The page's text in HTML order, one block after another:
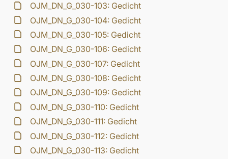
OJM_DN_G_030-103: Gedicht
OJM_DN_G_030-104: Gedicht
OJM_DN_G_030-105: Gedicht
OJM_DN_G_030-106: Gedicht
OJM_DN_G_030-107: Gedicht
OJM_DN_G_030-108: Gedicht
OJM_DN_G_030-109: Gedicht
OJM_DN_G_030-110: Gedicht
OJM_DN_G_030-111: Gedicht
OJM_DN_G_030-112: Gedicht
OJM_DN_G_030-113: Gedicht